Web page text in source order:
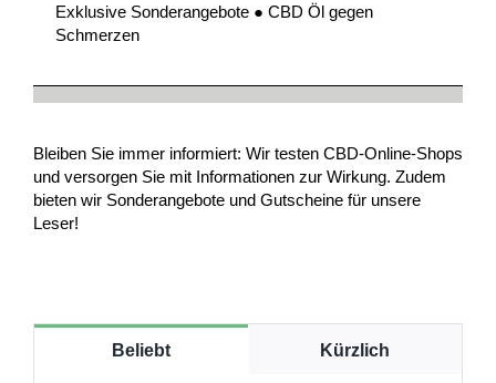
Exklusive Sonderangebote ● CBD Öl gegen
Schmerzen
Bleiben Sie immer informiert: Wir testen CBD-Online-Shops
und versorgen Sie mit Informationen zur Wirkung. Zudem
bieten wir Sonderangebote und Gutscheine für unsere
Leser!
Beliebt Kürzlich